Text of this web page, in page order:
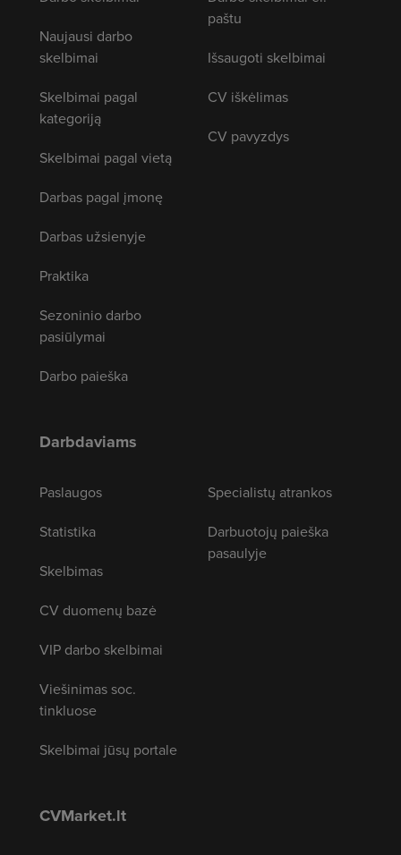
Naujausi darbo
skelbimai
Skelbimai pagal
kategoriją
Skelbimai pagal vietą
Darbas pagal įmonę
Darbas užsienyje
Praktika
Sezoninio darbo
pasiūlymai
Darbo paieška
paštu
Išsaugoti skelbimai
CV iškėlimas
CV pavyzdys
Darbdaviams
Paslaugos
Statistika
Skelbimas
CV duomenų bazė
VIP darbo skelbimai
Viešinimas soc.
tinkluose
Skelbimai jūsų portale
Specialistų atrankos
Darbuotojų paieška
pasaulyje
CVMarket.lt